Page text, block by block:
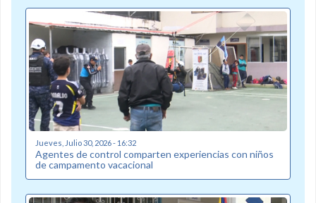
Jueves, Julio 30, 2026 - 16:32
Agentes de control comparten experiencias con niños
de campamento vacacional